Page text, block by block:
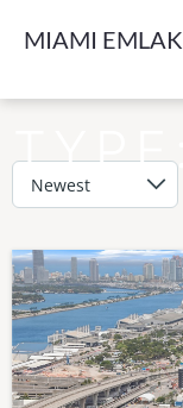
MIAMI